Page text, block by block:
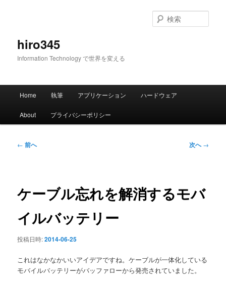
hiro345
Information Technology で世界を変える
索
メ
Home 執筆 アプリケーション ハードウェア
About プライバシーポリシー
投
ゲ
ー
ョ
ン
← 前へ 次へ→
ケーブル忘れを解消するモバ
イルバッテリー
投稿日時:2014-06-25
これはなかなかいいアイデアですね。ケーブルが一体化している
モバイルバッテリーがバッファローから発売されていました。